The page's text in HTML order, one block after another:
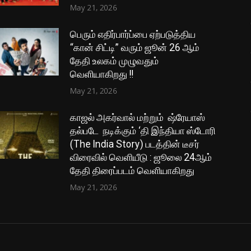
May 21, 2026
பெரும் எதிர்பார்ப்பை ஏற்படுத்திய
“கான் சிட்டி” வரும் ஜூன் 26 ஆம்
தேதி உலகம் முழுவதும்
வெளியாகிறது !!
May 21, 2026
காஜல் அகர்வால் மற்றும் ஷ்ரேயாஸ்
தல்படே நடிக்கும் ‘தி இந்தியா ஸ்டோரி
(The India Story) படத்தின் டீசர்
விரைவில் வெளியீடு : ஜூலை 24ஆம்
தேதி திரைப்படம் வெளியாகிறது
May 21, 2026